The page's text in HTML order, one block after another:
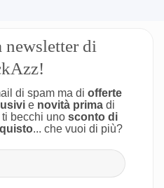
di
di spam ma di offerte
e novità primadi
becchi uno sconto di
... che vuoi di più?